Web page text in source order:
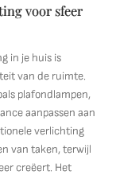
voor sfeer
in je huis is
van de ruimte.
plafondlampen,
aanpassen aan
verlichting
van taken, terwijl
creëert. Het